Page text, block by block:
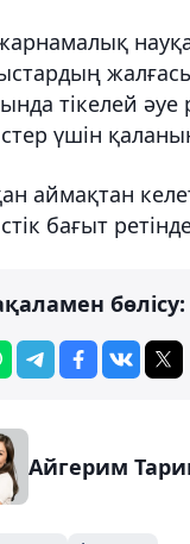
тікелей
үшін
аймақтан
бағыт
бөлісу:
Айгерим